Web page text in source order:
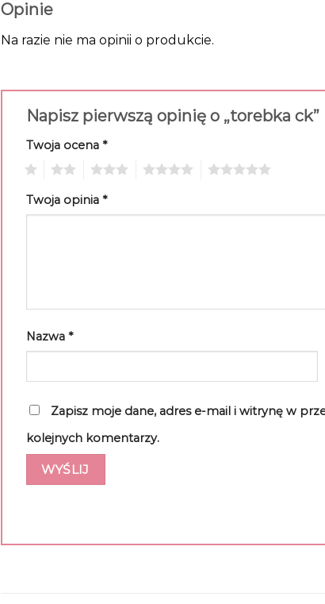
Opinie
Na razie nie ma opinii o produkcie.
Napisz pierwszą opinię o „torebka ck”
Twoja ocena *
Twoja opinia *
Nazwa *
Zapisz moje dane, adres e-mail i witrynę w
kolejnych komentarzy.